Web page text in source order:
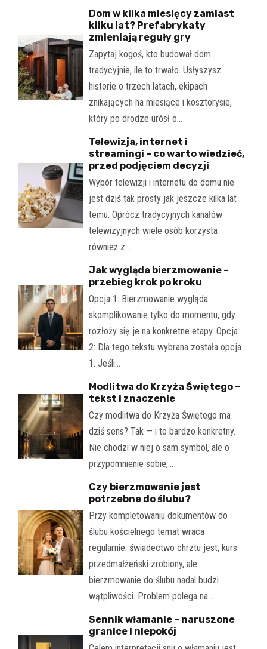
Dom w kilka miesięcy zamiast
kilku lat? Prefabrykaty
zmieniają reguły gry
Zapytaj kogoś, kto budował dom
tradycyjnie, ile to trwało. Usłyszysz
historie o trzech latach, ekipach
znikających na miesiące i kosztorysie,
który po drodze urósł o…
Telewizja, internet i
streamingi – co warto wiedzieć,
przed podjęciem decyzji
Wybór telewizji i internetu do domu nie
jest dziś tak prosty jak jeszcze kilka lat
temu. Oprócz tradycyjnych kanałów
telewizyjnych wiele osób korzysta
również z…
Jak wygląda bierzmowanie –
przebieg krok po kroku
Opcja 1: Bierzmowanie wygląda
skomplikowanie tylko do momentu, gdy
rozłoży się je na konkretne etapy. Opcja
2: Dla tego tekstu wybrana została opcja
1. Jeśli…
Modlitwa do Krzyża Świętego –
tekst i znaczenie
Czy modlitwa do Krzyża Świętego ma
dziś sens? Tak — i to bardzo konkretny.
Nie chodzi w niej o sam symbol, ale o
przypomnienie sobie,…
Czy bierzmowanie jest
potrzebne do ślubu?
Przy kompletowaniu dokumentów do
ślubu kościelnego temat wraca
regularnie: świadectwo chrztu jest, kurs
przedmałżeński zrobiony, ale
bierzmowanie do ślubu nadal budzi
wątpliwości. Problem polega na…
Sennik włamanie – naruszone
granice i niepokój